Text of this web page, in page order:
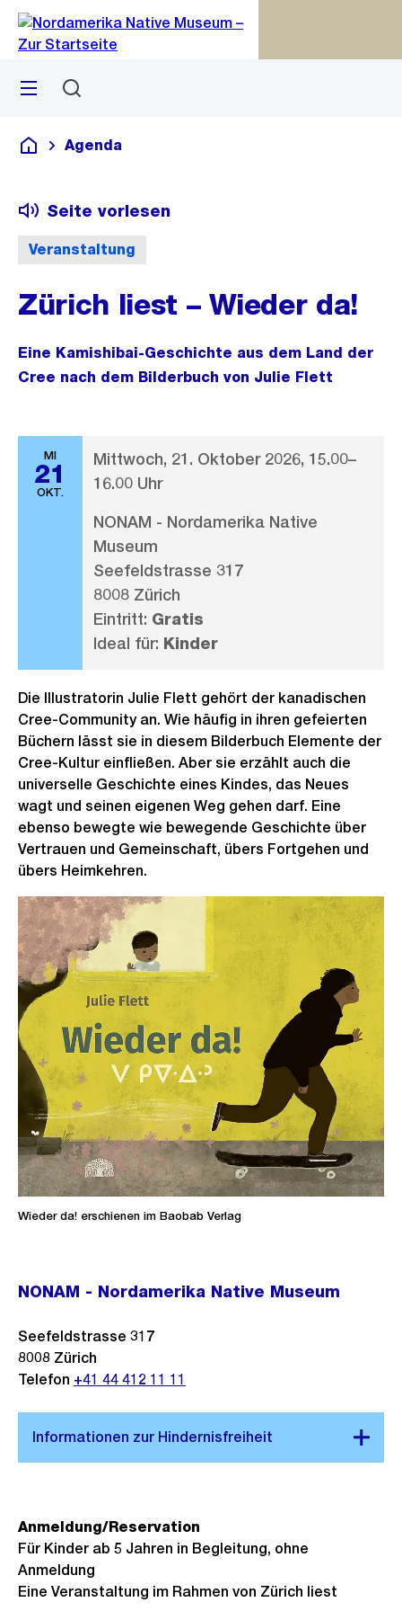
Navigation
Sprunglink
Menü
Deutsch
Agenda
Veranstaltung
Seite vorlesen
Zürich liest – Wieder da!
Eine Kamishibai-Geschichte aus dem Land der
Cree nach dem Bilderbuch von Julie Flett
MI
21
OKT.
Mittwoch, 21. Oktober 2026, 15.00–
16.00 Uhr
NONAM - Nordamerika Native
Museum
Seefeldstrasse 317
8008 Zürich
Eintritt: Gratis
Ideal für: Kinder
Die Illustratorin Julie Flett gehört der kana­dischen
Cree-Community an. Wie häufig in ihren gefeierten
Büchern lässt sie in diesem Bilderbuch Elemente der
Cree-Kultur einfließen. Aber sie erzählt auch die
universelle Geschichte eines Kindes, das Neues
wagt und seinen eigenen Weg gehen darf. Eine
ebenso bewegte wie bewegende Geschichte über
Vertrauen und Gemeinschaft, übers Fort­gehen und
übers Heimkehren.
Wieder da! erschienen im Baobab Verlag
NONAM - Nordamerika Native Museum
Seefeldstrasse 317
8008 Zürich
Telefon +41 44 412 11 11
Anmeldung/Reservation
Für Kinder ab 5 Jahren in Begleitung, ohne
Anmeldung
Eine Veranstaltung im Rahmen von Zürich liest